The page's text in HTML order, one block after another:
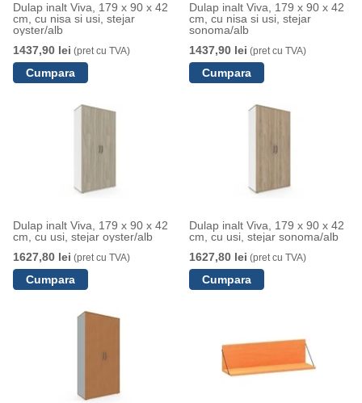
Dulap inalt Viva, 179 x 90 x 42
cm, cu nisa si usi, stejar
oyster/alb
1437,90 lei (pret cu TVA)
Dulap inalt Viva, 179 x 90 x 42
cm, cu nisa si usi, stejar
sonoma/alb
1437,90 lei (pret cu TVA)
Dulap inalt Viva, 179 x 90 x 42
cm, cu usi, stejar oyster/alb
1627,80 lei (pret cu TVA)
Dulap inalt Viva, 179 x 90 x 42
cm, cu usi, stejar sonoma/alb
1627,80 lei (pret cu TVA)